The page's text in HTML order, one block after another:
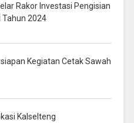
Rakor Investasi Pengisian
Tahun 2024
Kegiatan Cetak Sawah
Kalselteng